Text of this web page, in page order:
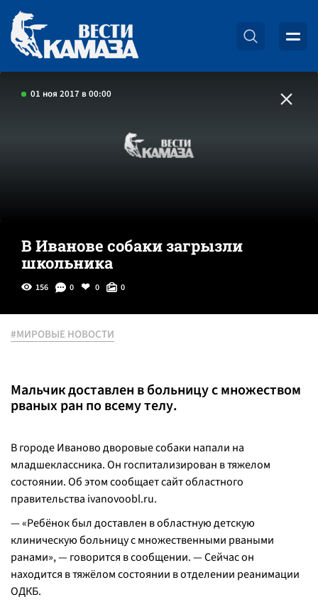
01 ноя 2017 в 00:00
В Иванове собаки загрызли
школьника
156 0 0 0
#МИРОВЫЕ НОВОСТИ
Мальчик доставлен в больницу с множеством
рваных ран по всему телу.
В городе Иваново дворовые собаки напали на
младшеклассника. Он госпитализирован в тяжелом
состоянии. Об этом сообщает сайт областного
правительства ivanovoobl.ru.
— «Ребёнок был доставлен в областную детскую
клиническую больницу с множественными рваными
ранами», — говорится в сообщении. — Сейчас он
находится в тяжёлом состоянии в отделении реанимации
ОДКБ.